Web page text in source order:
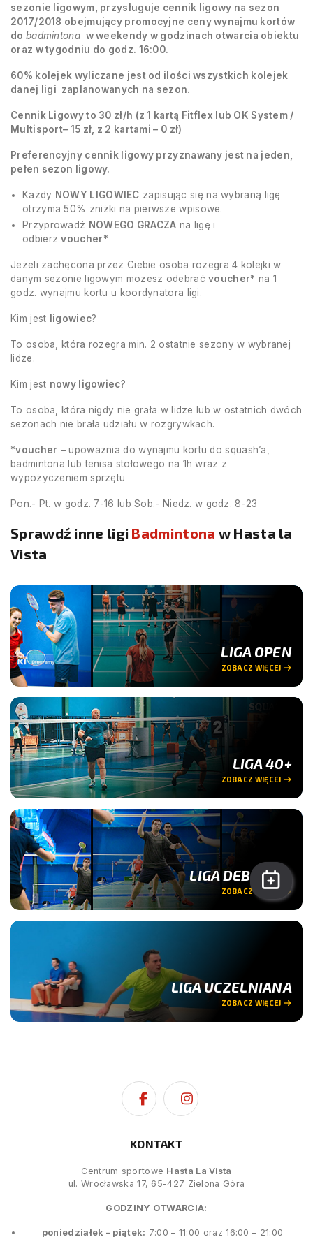
sezonie ligowym, przysługuje cennik ligowy na sezon
2017/2018 obejmujący promocyjne ceny wynajmu kortów
do badmintona w weekendy w godzinach otwarcia obiektu
oraz w tygodniu do godz. 16:00.
60% kolejek wyliczane jest od ilości wszystkich kolejek
danej ligi zaplanowanych na sezon.
Cennik Ligowy to 30 zł/h (z 1 kartą Fitflex lub OK System /
Multisport– 15 zł, z 2 kartami – 0 zł)
Preferencyjny cennik ligowy przyznawany jest na jeden,
pełen sezon ligowy.
Każdy NOWY LIGOWIEC zapisując się na wybraną ligę
otrzyma 50% zniżki na pierwsze wpisowe.
Przyprowadź NOWEGO GRACZA na ligę i
odbierzvoucher*
Jeżeli zachęcona przez Ciebie osoba rozegra 4 kolejki w
danym sezonie ligowym możesz odebraćvoucher* na 1
godz. wynajmu kortu u koordynatora ligi.
Kim jest ligowiec?
To osoba, która rozegra min. 2 ostatnie sezony w wybranej
lidze.
Kim jest nowy ligowiec?
To osoba, która nigdy nie grała w lidze lub w ostatnich dwóch
sezonach nie brała udziału w rozgrywkach.
*voucher – upoważnia do wynajmu kortu do squash’a,
badmintona lub tenisa stołowego na 1h wraz z
wypożyczeniem sprzętu
Pon.- Pt. w godz. 7-16 lub Sob.- Niedz. w godz. 8-23
Sprawdź inne ligi Badmintona w Hasta la
Vista
LIGA OPEN
ZOBACZ WIĘCEJ
LIGA 40+
ZOBACZ WIĘCEJ
LIGA DEBLOWA
ZOBACZ WIĘCEJ
LIGA UCZELNIANA
ZOBACZ WIĘCEJ
KONTAKT
Centrum sportowe Hasta La Vista
ul. Wrocławska 17, 65-427 Zielona Góra
GODZINY OTWARCIA:
poniedziałek – piątek: 7:00 – 11:00 oraz 16:00 – 21:00